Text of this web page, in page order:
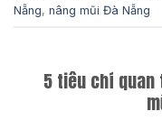
Nẵng, nâng mũi Đà Nẵng
5 tiêu chí quan